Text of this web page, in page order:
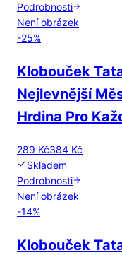
Podrobnosti
Není obrázek
-25%
Klobouček
Nejlevnější
Hrdina Pro
289 Kč384 Kč
Skladem
Podrobnosti
Není obrázek
-14%
Klobouček